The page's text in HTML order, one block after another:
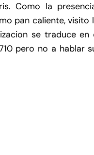
Como la
pan caliente, visito
se traduce en
pero no a hablar